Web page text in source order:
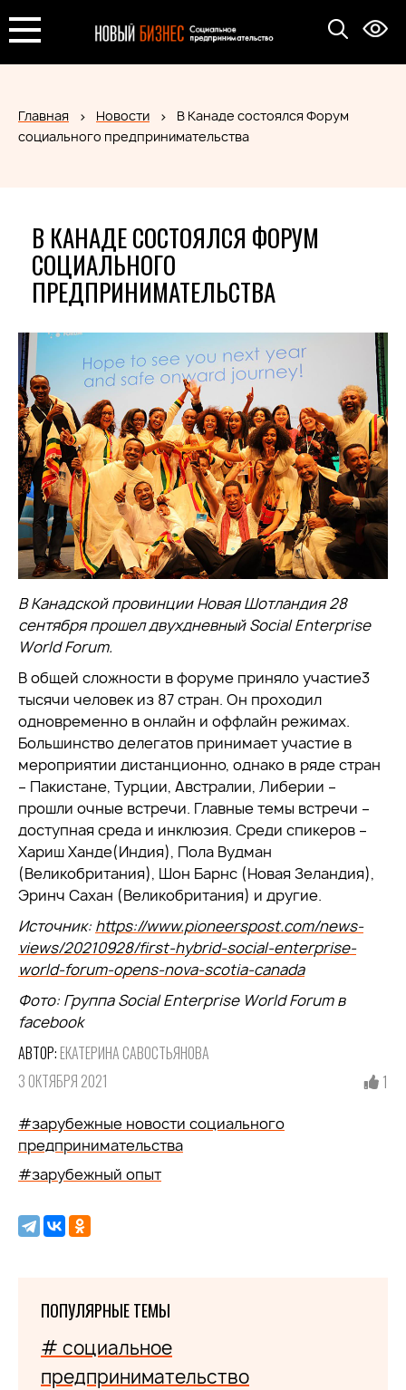
Главная Новости
В Канаде состоялся Форум
социального предпринимательства
В КАНАДЕ СОСТОЯЛСЯ ФОРУМ
СОЦИАЛЬНОГО
ПРЕДПРИНИМАТЕЛЬСТВА
В Канадской провинции Новая Шотландия 28
сентября прошел двухдневный Social Enterprise
World Forum.
В общей сложности в форуме приняло участие3
тысячи человек из 87 стран. Он проходил
одновременно в онлайн и оффлайн режимах.
Большинство делегатов принимает участие в
мероприятии дистанционно, однако в ряде стран
– Пакистане, Турции, Австралии, Либерии –
прошли очные встречи. Главные темы встречи –
доступная среда и инклюзия. Среди спикеров –
Хариш Ханде(Индия), Пола Вудман
(Великобритания), Шон Барнс (Новая Зеландия),
Эринч Сахан (Великобритания) и другие.
Источник: https://www.pioneerspost.com/news-
views/20210928/first-hybrid-social-enterprise-
world-forum-opens-nova-scotia-canada
Фото: Группа Social Enterprise World Forum в
facebook
АВТОР: ЕКАТЕРИНА САВОСТЬЯНОВА
3 ОКТЯБРЯ 2021
1
#зарубежные новости социального
предпринимательства
#зарубежный опыт
ПОПУЛЯРНЫЕ ТЕМЫ
# социальное
предпринимательство